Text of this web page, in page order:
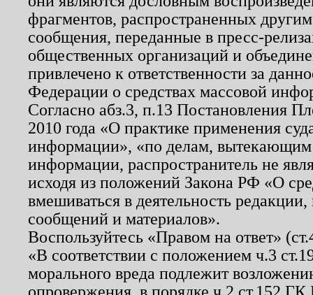
фрагментов, распространенных
сообщения, переданные в пресс-
общественных организаций и
привлечено к ответственности за
Федерации о средствах массовой
Согласно абз.3, п.13 Постановления
2010 года «О практике применения
информации», «по делам, вытекающим
информации, распространитель не
исходя из положений Закона РФ «О
вмешиваться в деятельность
сообщений и материалов».
Воспользуйтесь «Правом на ответ»
«В соответствии с положением ч.3
морального вреда подлежит
опровержения, в порядке ч.2 ст.152